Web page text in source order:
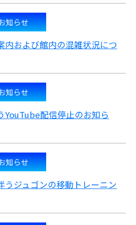
知らせ
内および館内の混雑状況につ
知らせ
YouTube配信停止のお知ら
知らせ
うジュゴンの移動トレーニン